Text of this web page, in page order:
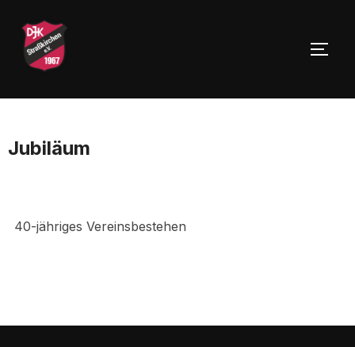
Inhalten
springen
Jubiläum
40-jähriges Vereinsbestehen